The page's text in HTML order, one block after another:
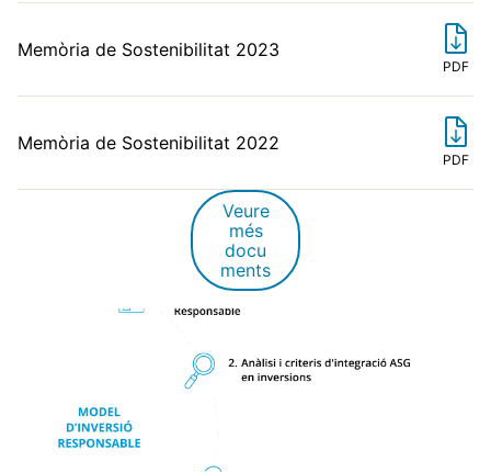
Memòria de Sostenibilitat 2023
PDF
Memòria de Sostenibilitat 2022
PDF
Veure
més
docu
ments